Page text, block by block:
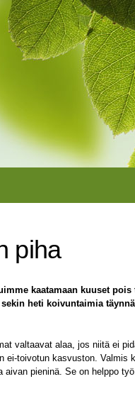
piha
kaatamaan kuuset
heti koivuntaimia
valtaavat alaa, jos niitä ei
toivotun kasvuston. Valmis
aivan pieninä. Se on helppo